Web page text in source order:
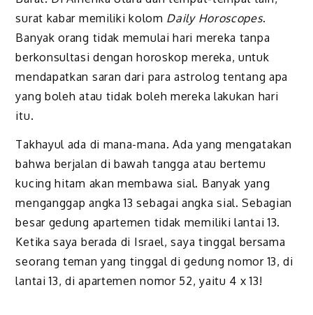
surat kabar memiliki kolom Daily Horoscopes.
Banyak orang tidak memulai hari mereka tanpa
berkonsultasi dengan horoskop mereka, untuk
mendapatkan saran dari para astrolog tentang apa
yang boleh atau tidak boleh mereka lakukan hari
itu.
Takhayul ada di mana-mana. Ada yang mengatakan
bahwa berjalan di bawah tangga atau bertemu
kucing hitam akan membawa sial. Banyak yang
menganggap angka 13 sebagai angka sial. Sebagian
besar gedung apartemen tidak memiliki lantai 13.
Ketika saya berada di Israel, saya tinggal bersama
seorang teman yang tinggal di gedung nomor 13, di
lantai 13, di apartemen nomor 52, yaitu 4 x 13!